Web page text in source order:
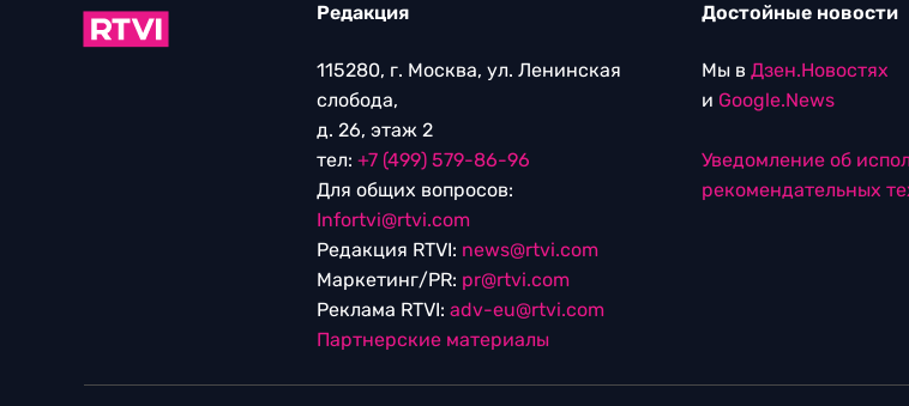
Редакция
115280, г. Москва, ул. Ленинская
слобода,
д. 26, этаж 2
тел: +7 (499) 579-86-96
Для общих вопросов:
Infortvi@rtvi.com
Редакция RTVI: news@rtvi.com
Маркетинг/PR: pr@rtvi.com
Реклама RTVI: adv-eu@rtvi.com
Партнерские материалы
Достойные новости
Мы в Дзен.Новостях
и Google.News
Уведомление об
рекомендательных